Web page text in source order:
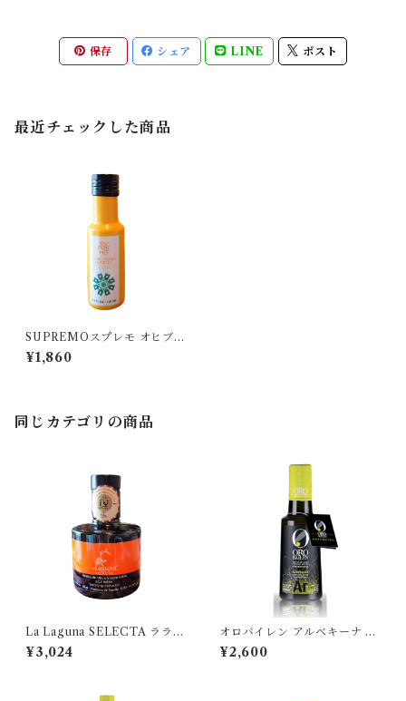
保存 シェア LINE ポスト
最近チェックした商品
SUPREMOスプレモ オヒブラ
ンカ 100ml
¥1,860
同じカテゴリの商品
La Laguna SELECTA ララグ
ーナセレクタ 250ml
¥3,024
オロバイレン アルベキーナ 25
0ml
¥2,600